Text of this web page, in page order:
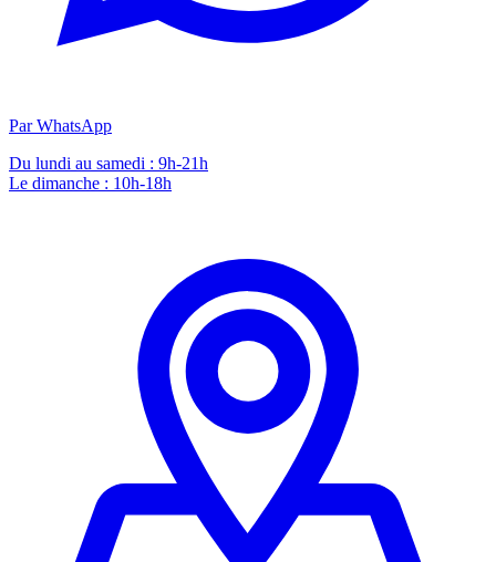
Par WhatsApp
Du lundi au samedi : 9h-21h
Le dimanche : 10h-18h